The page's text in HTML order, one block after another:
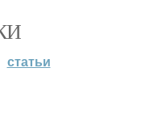
статьи